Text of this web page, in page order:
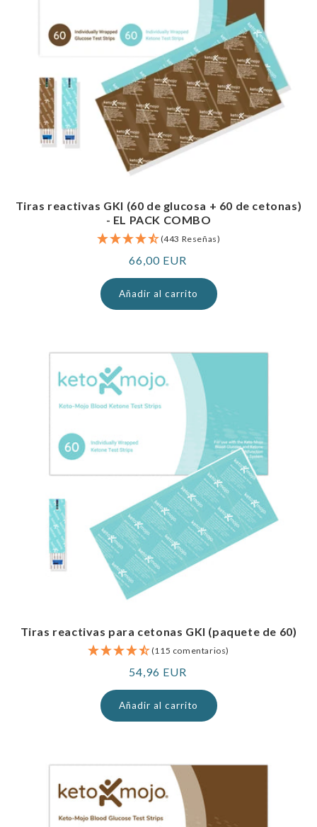
Tiras reactivas GKI (60 de glucosa + 60 de cetonas)
- EL PACK COMBO
(443 Reseñas)
Precio
normal
66,00 EUR
Añadir al carrito
Tiras reactivas para cetonas GKI (paquete de 60)
(115 comentarios)
Precio
normal
54,96 EUR
Añadir al carrito